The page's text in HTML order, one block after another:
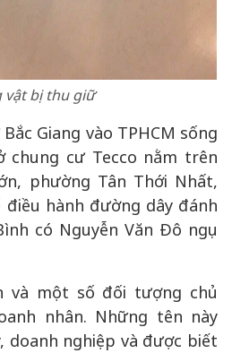
vật bị thu giữ
Giang vào TPHCM sống
cư Tecco nằm trên
phường Tân Thới Nhất,
điều hành đường dây đánh
có Nguyễn Văn Đô ngụ
và một số đối tượng chủ
nhân. Những tên này
doanh nghiệp và được biết